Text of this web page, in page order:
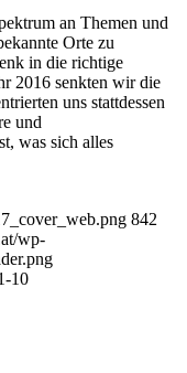
an Themen und
Orte zu
in die richtige
2016 senkten wir die
uns stattdessen
und
was sich alles
842
wp-
10